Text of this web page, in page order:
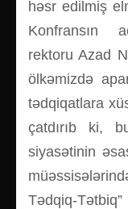
həsr edilmiş
Konfransın
rektoru Azad
ölkəmizdə
tədqiqatlara
çatdırıb ki,
siyasətinin
Tədqiq-